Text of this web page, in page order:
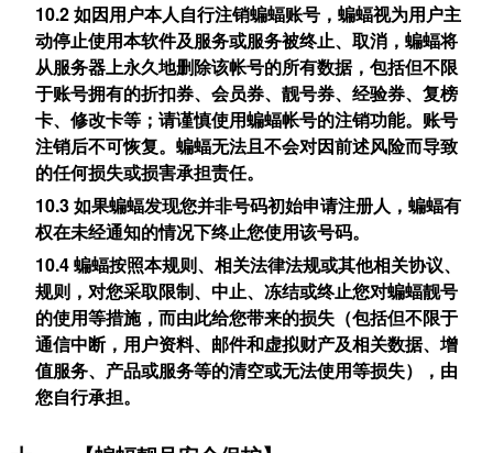
10.2 如因用户本人自行注销蝙蝠账号，蝙蝠视为用户主
动停止使用本软件及服务或服务被终止、取消，蝙蝠将
从服务器上永久地删除该帐号的所有数据，包括但不限
于账号拥有的折扣券、会员券、靓号券、经验券、复榜
卡、修改卡等；请谨慎使用蝙蝠帐号的注销功能。账号
注销后不可恢复。蝙蝠无法且不会对因前述风险而导致
的任何损失或损害承担责任。
10.3 如果蝙蝠发现您并非号码初始申请注册人，蝙蝠有
权在未经通知的情况下终止您使用该号码。
10.4 蝙蝠按照本规则、相关法律法规或其他相关协议、
规则，对您采取限制、中止、冻结或终止您对蝙蝠靓号
的使用等措施，而由此给您带来的损失（包括但不限于
通信中断，用户资料、邮件和虚拟财产及相关数据、增
值服务、产品或服务等的清空或无法使用等损失），由
您自行承担。